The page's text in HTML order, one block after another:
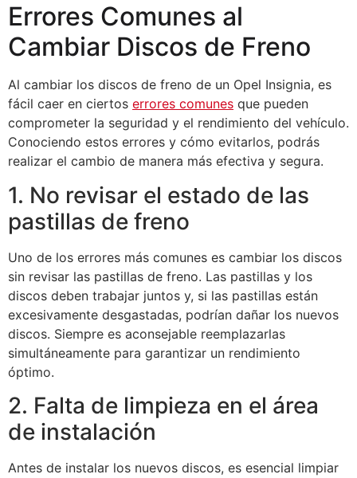
Errores Comunes al
Cambiar Discos de Freno
Al cambiar los discos de freno de un Opel Insignia, es
fácil caer en ciertos errores comunes que pueden
comprometer la seguridad y el rendimiento del vehículo.
Conociendo estos errores y cómo evitarlos, podrás
realizar el cambio de manera más efectiva y segura.
1. No revisar el estado de las
pastillas de freno
Uno de los errores más comunes es cambiar los discos
sin revisar las pastillas de freno. Las pastillas y los
discos deben trabajar juntos y, si las pastillas están
excesivamente desgastadas, podrían dañar los nuevos
discos. Siempre es aconsejable reemplazarlas
simultáneamente para garantizar un rendimiento
óptimo.
2. Falta de limpieza en el área
de instalación
Antes de instalar los nuevos discos, es esencial limpiar